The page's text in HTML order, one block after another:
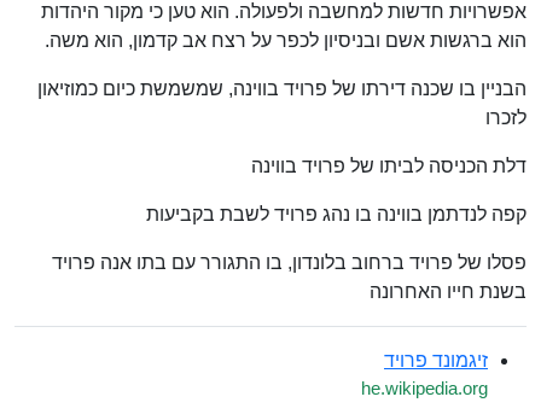
אפשרויות חדשות למחשבה ולפעולה. הוא טען כי מקור היהדות
הוא ברגשות אשם ובניסיון לכפר על רצח אב קדמון, הוא משה.
הבניין בו שכנה דירתו של פרויד בווינה, שמשמשת כיום כמוזיאון
לזכרו
דלת הכניסה לביתו של פרויד בווינה
קפה לנדתמן בווינה בו נהג פרויד לשבת בקביעות
פסלו של פרויד ברחוב בלונדון, בו התגורר עם בתו אנה פרויד
בשנת חייו האחרונה
זיגמונד פרויד
he.wikipedia.org